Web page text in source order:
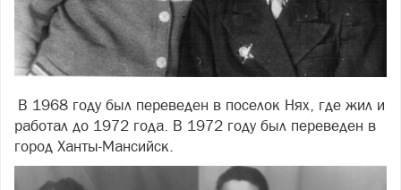
В 1968 году был переведен в поселок Нях, где жил и
работал до 1972 года. В 1972 году был переведен в
город Ханты-Мансийск.